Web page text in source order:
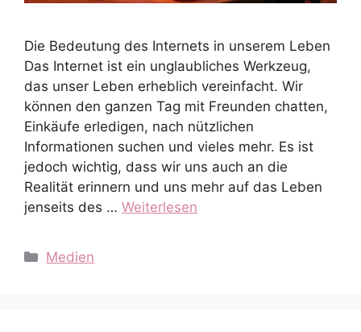
Die Bedeutung des Internets in unserem Leben
Das Internet ist ein unglaubliches Werkzeug,
das unser Leben erheblich vereinfacht. Wir
können den ganzen Tag mit Freunden chatten,
Einkäufe erledigen, nach nützlichen
Informationen suchen und vieles mehr. Es ist
jedoch wichtig, dass wir uns auch an die
Realität erinnern und uns mehr auf das Leben
jenseits des … Weiterlesen
Kategorien
Medien